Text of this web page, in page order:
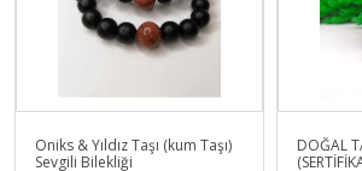
Oniks & Yıldız Taşı (kum Taşı)
Sevgili Bilekliği
DOĞAL